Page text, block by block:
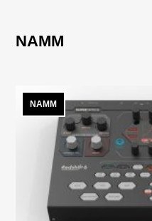
NAMM
NAMM